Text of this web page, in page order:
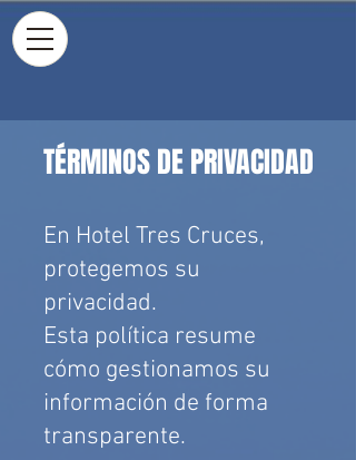
TÉRMINOS DE PRIVACIDAD
En Hotel Tres Cruces,
protegemos su
privacidad.
Esta política resume
cómo gestionamos su
información de forma
transparente.